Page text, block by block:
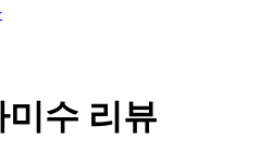
수 리뷰